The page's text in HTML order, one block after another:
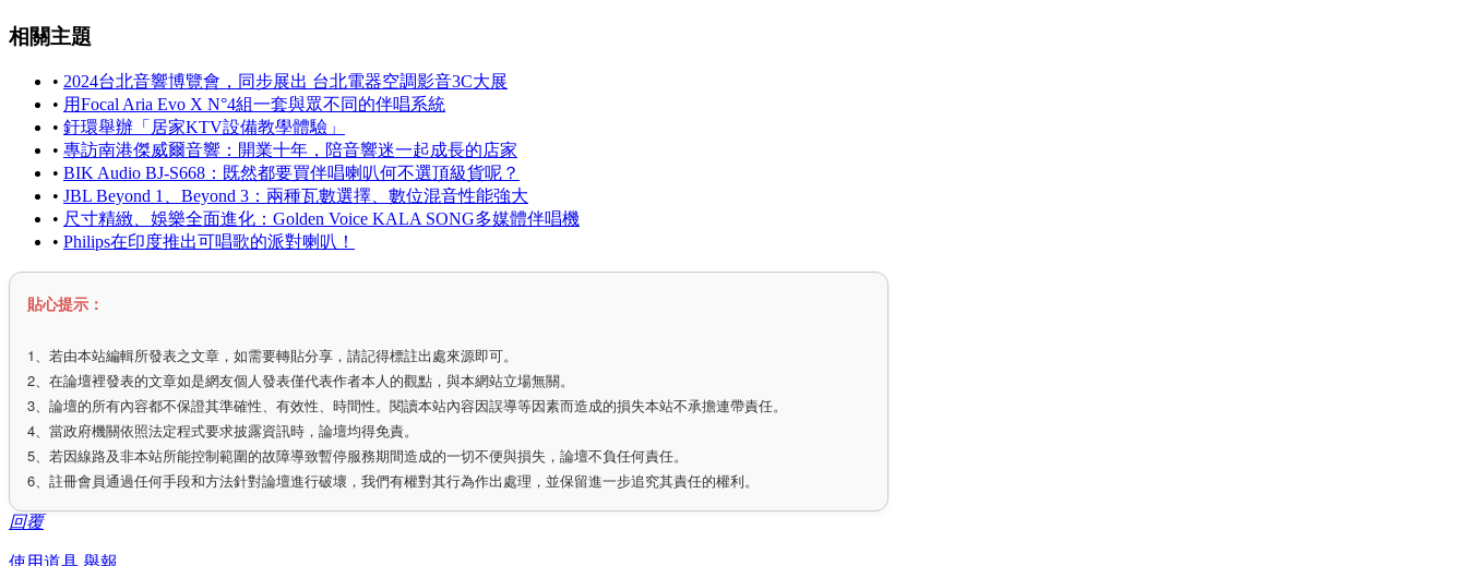
相關主題
• 2024台北音響博覽會，同步展出 台北電器空調影音3C大展
• 用Focal Aria Evo X N°4組一套與眾不同的伴唱系統
• 釪環舉辦「居家KTV設備教學體驗」
• 專訪南港傑威爾音響：開業十年，陪音響迷一起成長的店家
• BIK Audio BJ-S668：既然都要買伴唱喇叭何不選頂級貨呢？
• JBL Beyond 1、Beyond 3：兩種瓦數選擇、數位混音性能強大
• 尺寸精緻、娛樂全面進化：Golden Voice KALA SONG多媒體伴唱機
• Philips在印度推出可唱歌的派對喇叭！
貼心提示：
1、若由本站編輯所發表之文章，如需要轉貼分享，請記得標註出處來源即可。
2、在論壇裡發表的文章如是網友個人發表僅代表作者本人的觀點，與本網站立場無關。
3、論壇的所有內容都不保證其準確性、有效性、時間性。閱讀本站內容因誤導等因素而造成的損失本站不承擔連帶責任。
4、當政府機關依照法定程式要求披露資訊時，論壇均得免責。
5、若因線路及非本站所能控制範圍的故障導致暫停服務期間造成的一切不便與損失，論壇不負任何責任。
6、註冊會員通過任何手段和方法針對論壇進行破壞，我們有權對其行為作出處理，並保留進一步追究其責任的權利。
回覆
使用道具 舉報